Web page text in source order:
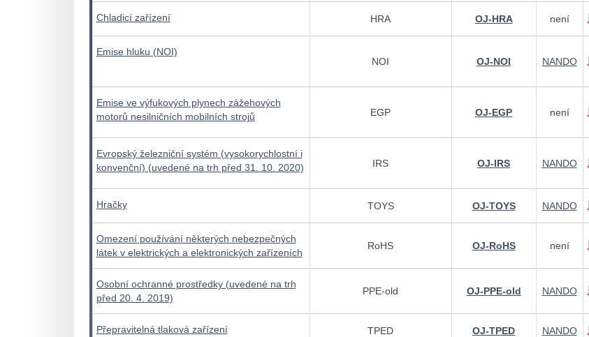
Chladicí zařízení HRA OJ-HRA není
Emise hluku (NOI)
NOI
OJ-NOI NANDO
Emise ve výfukových plynech zážehových
motorů nesilničních mobilních strojů
EGP OJ-EGP není
Evropský železniční systém (vysokorychlostní i
konvenční) (uvedené na trh před 31. 10. 2020)
IRS OJ-IRS NANDO
Hračky TOYS OJ-TOYS NANDO
Omezení používání některých nebezpečných
látek v elektrických a elektronických zařízeních
RoHS OJ-RoHS není
Osobní ochranné prostředky (uvedené na trh
před 20. 4. 2019)
PPE-old OJ-PPE-old NANDO
Přepravitelná tlaková zařízení TPED OJ-TPED NANDO